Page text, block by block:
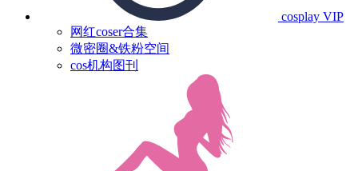
cosplay VIP
网红coser合集
微密圈&铁粉空间
cos机构图刊